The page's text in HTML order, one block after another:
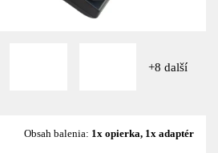
+8 další
Obsah balenia: 1x opierka, 1x adaptér